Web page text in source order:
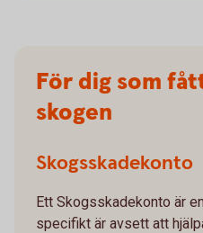
För dig som
skogen
Skogsskadekonto
Ett Skogsskadekonto är
specifikt är avsett att